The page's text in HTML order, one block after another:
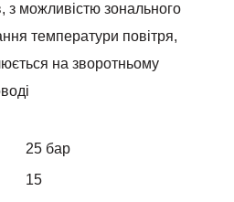
з можливістю зонального
температури повітря,
на зворотньому
25 бар
15